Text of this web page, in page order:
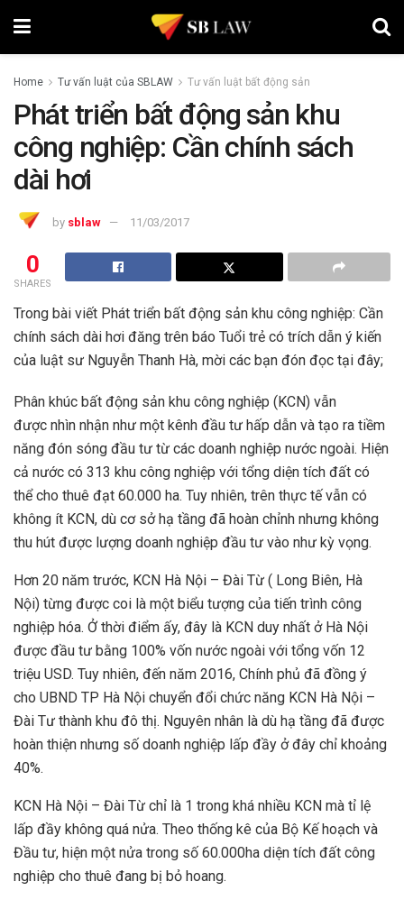
Home Tư vấn luật của SBLAW Tư vấn luật bất động sản
Phát triển bất động sản khu
công nghiệp: Cần chính sách
dài hơi
by sblaw 11/03/2017
0
SHARES
Trong bài viết Phát triển bất động sản khu công nghiệp: Cần
chính sách dài hơi đăng trên báo Tuổi trẻ có trích dẫn ý kiến
của luật sư Nguyễn Thanh Hà, mời các bạn đón đọc tại đây;
Phân khúc bất động sản khu công nghiệp (KCN) vẫn
được nhìn nhận như một kênh đầu tư hấp dẫn và tạo ra tiềm
năng đón sóng đầu tư từ các doanh nghiệp nước ngoài. Hiện
cả nước có 313 khu công nghiệp với tổng diện tích đất có
thể cho thuê đạt 60.000 ha. Tuy nhiên, trên thực tế vẫn có
không ít KCN, dù cơ sở hạ tầng đã hoàn chỉnh nhưng không
thu hút được lượng doanh nghiệp đầu tư vào như kỳ vọng.
Hơn 20 năm trước, KCN Hà Nội – Đài Từ ( Long Biên, Hà
Nội) từng được coi là một biểu tượng của tiến trình công
nghiệp hóa. Ở thời điểm ấy, đây là KCN duy nhất ở Hà Nội
được đầu tư bằng 100% vốn nước ngoài với tổng vốn 12
triệu USD. Tuy nhiên, đến năm 2016, Chính phủ đã đồng ý
cho UBND TP Hà Nội chuyển đổi chức năng KCN Hà Nội –
Đài Tư thành khu đô thị. Nguyên nhân là dù hạ tầng đã được
hoàn thiện nhưng số doanh nghiệp lấp đầy ở đây chỉ khoảng
40%.
KCN Hà Nội – Đài Từ chỉ là 1 trong khá nhiều KCN mà tỉ lệ
lấp đầy không quá nửa. Theo thống kê của Bộ Kế hoạch và
Đầu tư, hiện một nửa trong số 60.000ha diện tích đất công
nghiệp cho thuê đang bị bỏ hoang.